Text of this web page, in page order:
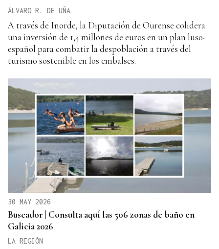
ÁLVARO R. DE UÑA
A través de Inorde, la Diputación de Ourense colidera
una inversión de 1,4 millones de euros en un plan luso-
español para combatir la despoblación a través del
turismo sostenible en los embalses.
30 MAY 2026
Buscador | Consulta aquí las 506 zonas de baño en
Galicia 2026
LA REGIÓN